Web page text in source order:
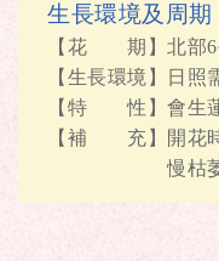
生長環境及周期
【花 期】北部
【生長環境】日照
【特 性】會生蓮
【補 充】開花時
慢枯萎凋